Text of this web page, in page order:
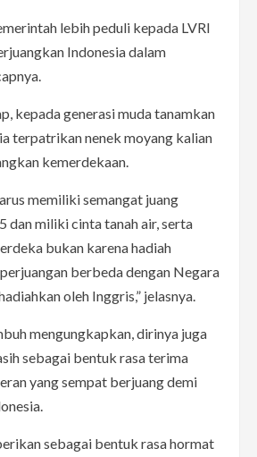
lebih peduli kepada LVRI
Indonesia dalam
kepada generasi muda tanamkan
terpatrikan nenek moyang kalian
kemerdekaan.
memiliki semangat juang
dan miliki cinta tanah air, serta
bukan karena hadiah
berbeda dengan Negara
oleh Inggris,” jelasnya.
mengungkapkan, dirinya juga
sebagai bentuk rasa terima
yang sempat berjuang demi
sebagai bentuk rasa hormat